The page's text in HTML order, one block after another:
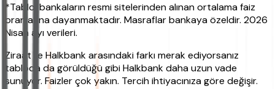
*Tablo, bankaların resmi sitelerinden alınan ortalama faiz
oranlarına dayanmaktadır. Masraflar bankaya özeldir. 2026
Nisan ayı verileri.
Ziraat ile Halkbank arasındaki farkı merak ediyorsanız
tabloda da görüldüğü gibi Halkbank daha uzun vade
sunuyor. Faizler çok yakın. Tercih ihtiyacınıza göre değişir.